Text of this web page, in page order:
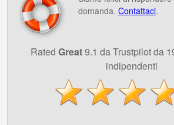
domanda. Contattaci.
Rated Great9.1 da Trustpilot da
indipendenti